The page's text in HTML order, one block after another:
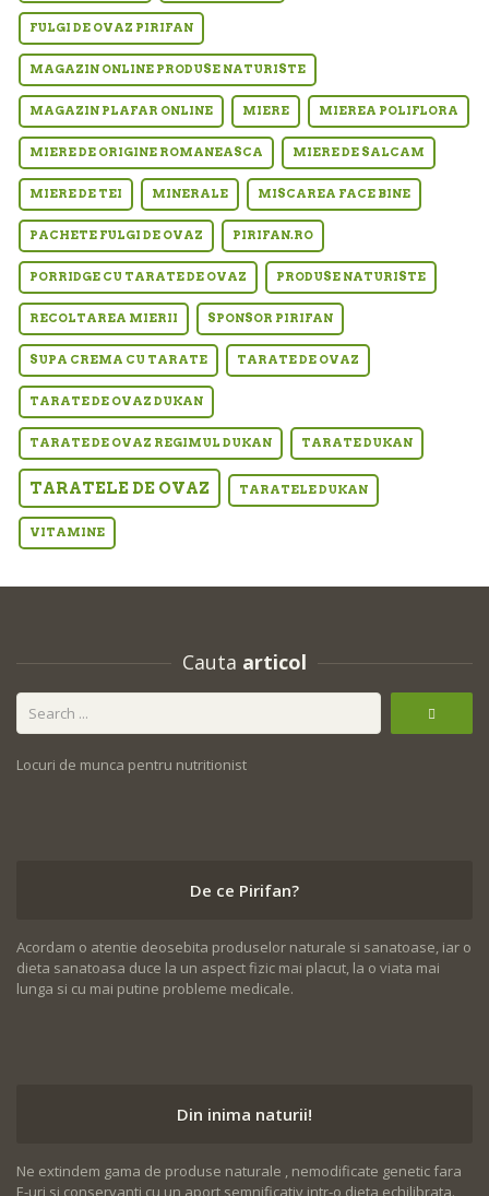
FULGI DE OVAZ PIRIFAN
MAGAZIN ONLINE PRODUSE NATURISTE
MAGAZIN PLAFAR ONLINE MIERE MIEREA POLIFLORA
MIERE DE ORIGINE ROMANEASCA MIERE DE SALCAM
MIERE DE TEI MINERALE MISCAREA FACE BINE
PACHETE FULGI DE OVAZ PIRIFAN.RO
PORRIDGE CU TARATE DE OVAZ PRODUSE NATURISTE
RECOLTAREA MIERII SPONSOR PIRIFAN
SUPA CREMA CU TARATE TARATE DE OVAZ
TARATE DE OVAZ DUKAN
TARATE DE OVAZ REGIMUL DUKAN TARATE DUKAN
TARATELE DE OVAZ TARATELE DUKAN
VITAMINE
Cauta articol
Locuri de munca pentru nutritionist
De ce Pirifan?
Acordam o atentie deosebita produselor naturale si sanatoase, iar o
dieta sanatoasa duce la un aspect fizic mai placut, la o viata mai
lunga si cu mai putine probleme medicale.
Din inima naturii!
Ne extindem gama de produse naturale , nemodificate genetic fara
E-uri si conservanti cu un aport semnificativ intr-o dieta echilibrata.